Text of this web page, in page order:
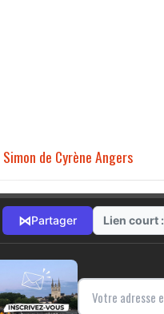
Simon de Cyrène Angers
⋈Partager Lien court :